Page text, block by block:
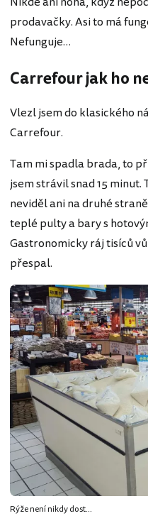
prodavačky. Asi to má
Nefunguje…
Carrefour jak ho
Vlezl jsem do klasického
Carrefour.
Tam mi spadla brada, to
jsem strávil snad 15
neviděl ani na druhé
teplé pulty a bary s
Gastronomicky ráj tisíců
přespal.
Rýže není nikdy dost...